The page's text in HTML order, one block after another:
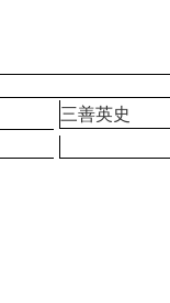
三善英史